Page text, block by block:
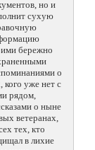
но и
сухую
бережно
о
кого уже нет с
рядом,
о ныне
ветеранах,
тех, кто
в лихие